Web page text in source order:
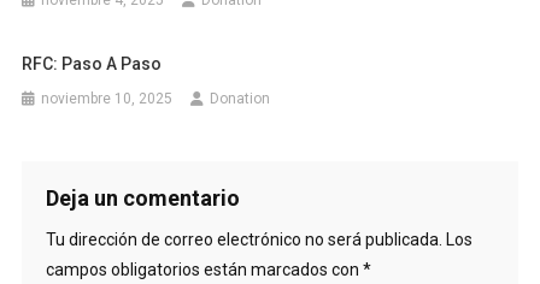
RFC: Paso A Paso
noviembre 10, 2025 Donation
Deja un comentario
Tu dirección de correo electrónico no será publicada. Los
campos obligatorios están marcados con *